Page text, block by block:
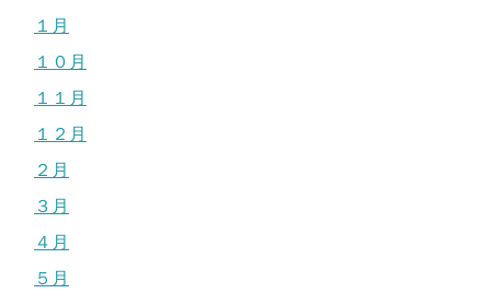
１月
１０月
１１月
１２月
２月
３月
４月
５月